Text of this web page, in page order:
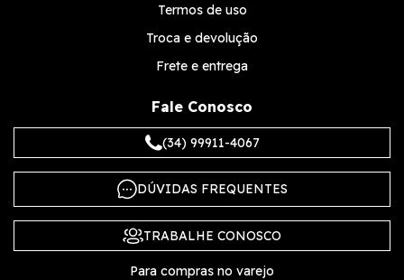
Termos de uso
Troca e devolução
Frete e entrega
Fale Conosco
(34) 99911-4067
DÚVIDAS FREQUENTES
TRABALHE CONOSCO
Para compras no varejo